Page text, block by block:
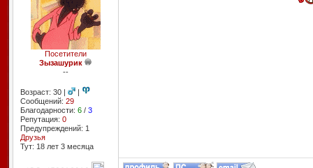
Посетители
Зызашурик
--
Возраст: 30 |
|
Сообщений: 29
Благодарности: 6/ 3
Репутация: 0
Предупреждений: 1
Друзья
Тут: 18 лет 3 месяцa